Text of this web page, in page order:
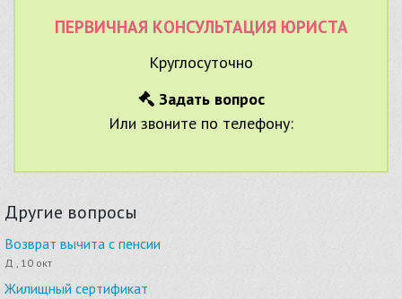
ПЕРВИЧНАЯ КОНСУЛЬТАЦИЯ ЮРИСТА
Круглосуточно
Задать вопрос
Или звоните по телефону:
Другие вопросы
Возврат вычита с пенсии
Д , 10 окт
Жилищный сертификат